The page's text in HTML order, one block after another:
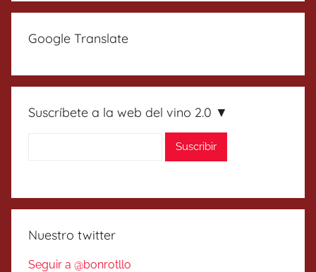
Google Translate
Suscríbete a la web del vino 2.0 ▼
Nuestro twitter
Seguir a @bonrotllo